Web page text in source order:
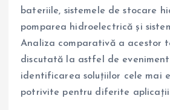
bateriile, sistemele de stocare
pomparea hidroelectrică și
Analiza comparativă a acestor
discutată la astfel de
identificarea soluțiilor cele mai
potrivite pentru diferite